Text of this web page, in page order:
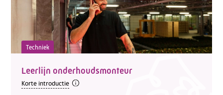
Techniek
Leerlijn onderhoudsmonteur
Korte introductie